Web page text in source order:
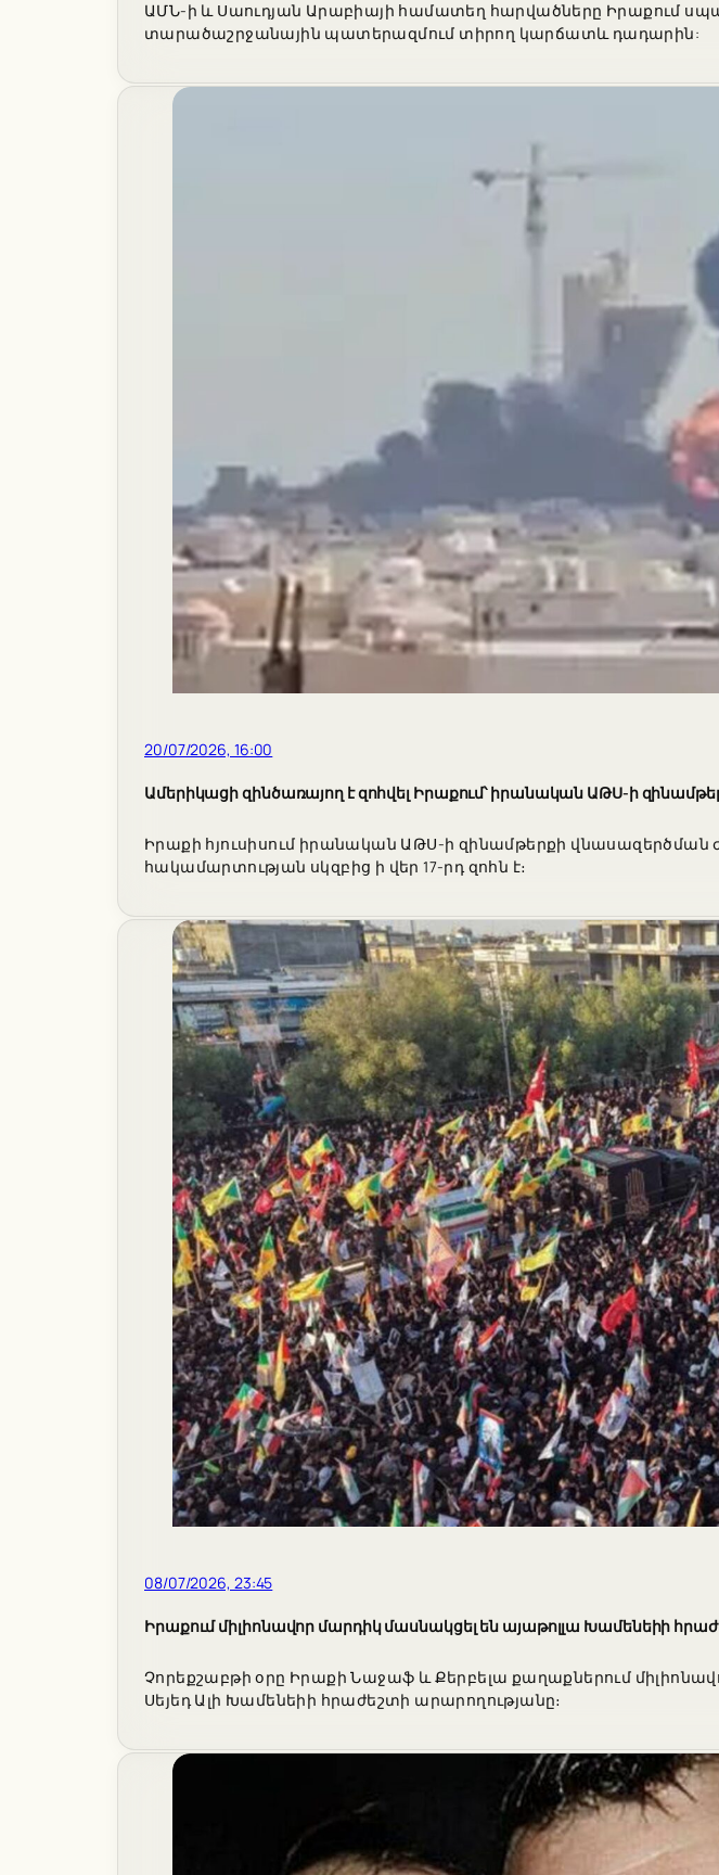
ԱՄՆ-ի և Սաուդյան Արաբիայի համատեղ հարվածները Իրաքում
տարածաշրջանային պատերազմում տիրող կարճատև դադարին:
20/07/2026, 16:00
Ամերիկացի զինծառայող է զոհվել Իրաքում՝ իրանական ԱԹՍ-ի
Իրաքի հյուսիսում իրանական ԱԹՍ-ի զինամթերքի
հակամարտության սկզբից ի վեր 17-րդ զոհն է։
08/07/2026, 23:45
Իրաքում միլիոնավոր մարդիկ մասնակցել են այաթոլլա Խամենեիի
Չորեքշաբթի օրը Իրաքի Նաջաֆ և Քերբելա քաղաքներում
Սեյեդ Ալի Խամենեիի հրաժեշտի արարողությանը։